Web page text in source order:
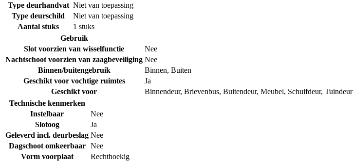
Type deurhandvat Niet van toepassing
Type deurschild
Niet van toepassing
Aantal stuks
1 stuks
Gebruik
Slot voorzien van wisselfunctie
Nee
Nachtschoot voorzien van zaagbeveiliging Nee
Binnen/buitengebruik
Binnen, Buiten
Geschikt voor vochtige ruimtes
Ja
Geschikt voor
Binnendeur, Brievenbus, Buitendeur, Meubel, Schuifdeur, Tuindeur
Technische kenmerken
Instelbaar
Nee
Slotoog
Ja
Geleverd incl. deurbeslag Nee
Dagschoot omkeerbaar
Nee
Vorm voorplaat
Rechthoekig